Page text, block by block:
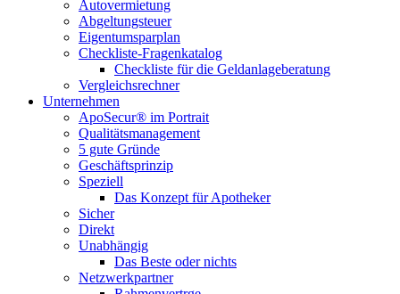
Autovermietung
Abgeltungsteuer
Eigentumsparplan
Checkliste-Fragenkatalog
Checkliste für die Geldanlageberatung
Vergleichsrechner
Unternehmen
ApoSecur® im Portrait
Qualitätsmanagement
5 gute Gründe
Geschäftsprinzip
Speziell
Das Konzept für Apotheker
Sicher
Direkt
Unabhängig
Das Beste oder nichts
Netzwerkpartner